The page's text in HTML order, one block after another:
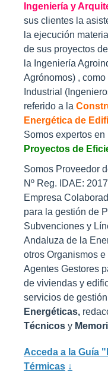
Ingeniería y
sus clientes la
la ejecución
de sus proyectos
la Ingeniería
Agrónomos) ,
Industrial
referido a la
Energética de
Somos expertos en
Proyectos de
Somos Proveedor
Nº Reg. IDAE:
Empresa
para la gestión de
Subvenciones y
Andaluza de la
otros Organismos
Agentes Gestores
de viviendas y
servicios de
Energéticas,
Técnicos y
Acceda a la Guía
Térmicas ↓